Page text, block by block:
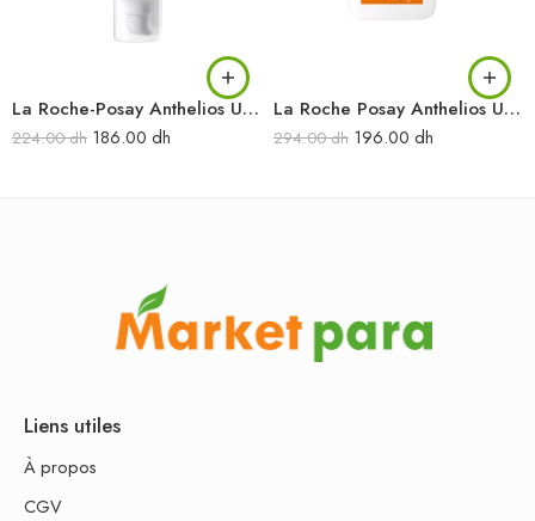
La Roche-Posay Anthelios UVMUNE 400 Oil Control Gel+Crème Invisible SPF50+ 50 ml
224.00dh 186.00 dh
La Roche Posay Anthelios UVMUNE 400 fluide invisible SPF50+50 ml
294.00dh 196.00 dh
Liens utiles
À propos
CGV